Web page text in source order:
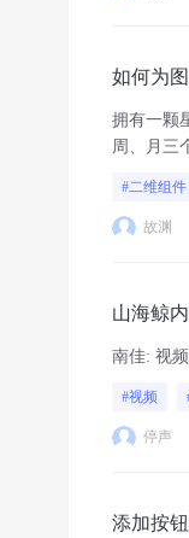
如何为
拥有一颗
周、月三
#二维组件
故渊
山海鲸
南佳: 视
#视频
停声
添加按